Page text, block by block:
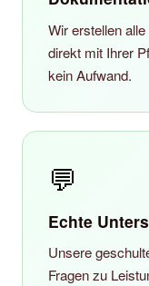
Wir erstellen
direkt mit Ihrer
kein Aufwand.
💬
Echte
Unsere
Fragen zu